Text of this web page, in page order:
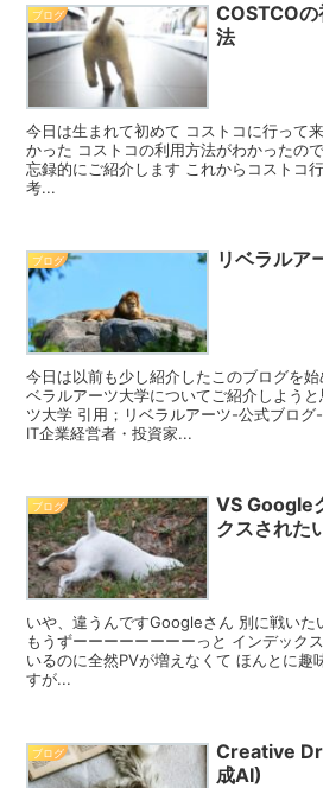
ブログ
COSTCO
法
今日は生まれて初めて コストコに行って
かった コストコの利用方法がわかったの
忘録的にご紹介します これからコストコ
考...
ブログ リベラルア
今日は以前も少し紹介したこのブログを
ベラルアーツ大学についてご紹介しよう
ツ大学 引用；リベラルアーツ-公式ブロ
IT企業経営者・投資家...
ブログ
VS Google
クスされた
いや、違うんですGoogleさん 別に戦いた
もうずーーーーーーーーっと インデック
いるのに全然PVが増えなくて ほんとに趣
すが...
ブログ
Creative
成AI)